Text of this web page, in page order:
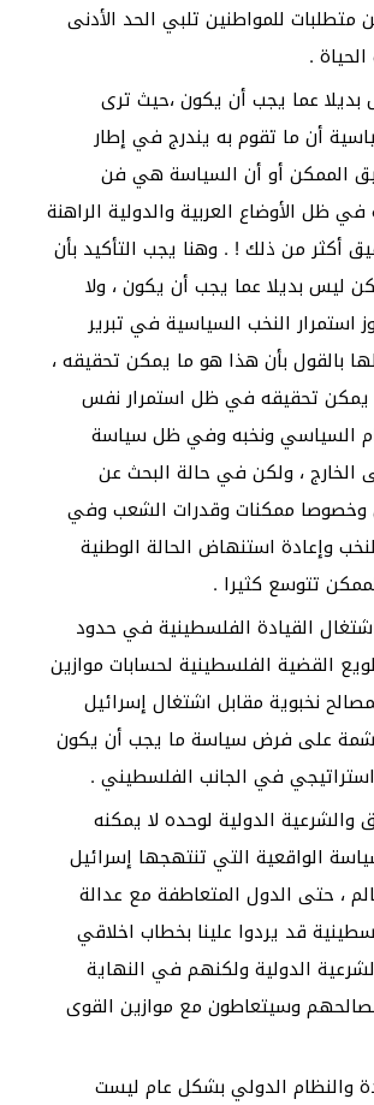
متطلبات للمواطنين تلبي الحد الأدنى
.
عما يجب أن يكون ،حيث ترى
أن ما تقوم به يندرج في إطار
الممكن أو أن السياسة هي فن
ظل الأوضاع العربية والدولية الراهنة
أكثر من ذلك ! . وهنا يجب التأكيد بأن
ليس بديلا عما يجب أن يكون ، ولا
استمرار النخب السياسية في تبرير
بالقول بأن هذا هو ما يمكن تحقيقه ،
يمكن تحقيقه في ظل استمرار نفس
السياسي ونخبه وفي ظل سياسة
الخارج ، ولكن في حالة البحث عن
وخصوصا ممكنات وقدرات الشعب وفي
وإعادة استنهاض الحالة الوطنية
تتوسع كثيرا .
القيادة الفلسطينية في حدود
القضية الفلسطينية لحسابات موازين
نخبوية مقابل اشتغال إسرائيل
على فرض سياسة ما يجب أن يكون
في الجانب الفلسطيني .
والشرعية الدولية لوحده لا يمكنه
الواقعية التي تنتهجها إسرائيل
، حتى الدول المتعاطفة مع عدالة
قد يردوا علينا بخطاب اخلاقي
الدولية ولكنهم في النهاية
وسيتعاطون مع موازين القوى
والنظام الدولي بشكل عام ليست